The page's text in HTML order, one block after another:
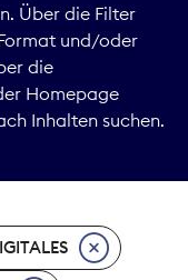
Über die Filter
und/oder
die
Homepage
Inhalten suchen.